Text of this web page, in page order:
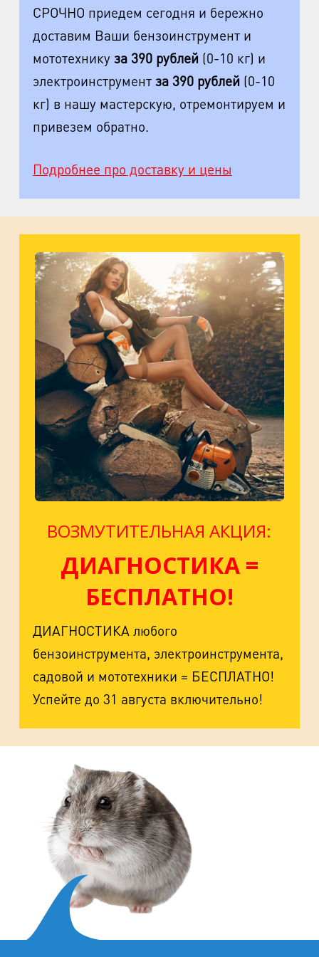
пр. Энгельса, д.19
Промзона Мягловская, Всеволожский
муниципальный район, Ленинградская
область, ​Круговая улица, д. 47
м. Электросила
СРОЧНО приедем сегодня и бережно
доставим Ваши бензоинструмент и
мототехникуза 390 рублей (0-10 кг) и
электроинструментза 390 рублей (0-10
кг) в нашу мастерскую, отремонтируем и
привезем обратно.
Подробнее про доставку и цены
ВОЗМУТИТЕЛЬНАЯ АКЦИЯ:
ДИАГНОСТИКА =
БЕСПЛАТНО!
ДИАГНОСТИКА любого
бензоинструмента, электроинструмента,
садовой и мототехники = БЕСПЛАТНО!
Успейте до 31 августа включительно!